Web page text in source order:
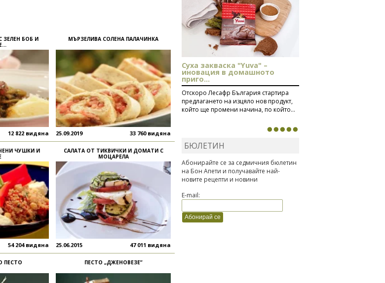
ЗЕЛЕН БОБ И
12 822 видяна
МЪРЗЕЛИВА СОЛЕНА ПАЛАЧИНКА
25.09.2019 33 760 видяна
ЧУШКИ И
54 204 видяна
САЛАТА ОТ ТИКВИЧКИ И ДОМАТИ С
МОЦАРЕЛА
25.06.2015 47 011 видяна
ПЕСТО ПЕСТО „ДЖЕНОВЕЗЕ”
Суха закваска "Yuva" –
иновация в домашното
приго...
Отскоро Лесафр България стартира
предлагането на изцяло нов продукт,
който ще промени начина, по който...
БЮЛЕТИН
Абонирайте се за седмичния бюлетин
на Бон Апети и получавайте най-
новите рецепти и новини
E-mail: